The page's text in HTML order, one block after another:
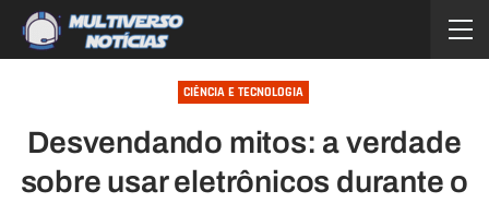
CIÊNCIA E TECNOLOGIA
Desvendando mitos: a verdade
sobre usar eletrônicos durante o